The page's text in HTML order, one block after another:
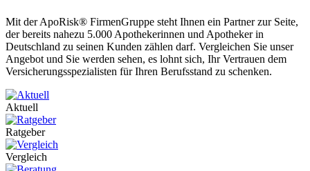
Mit der ApoRisk® FirmenGruppe steht Ihnen ein Partner zur Seite,
der bereits nahezu 5.000 Apothekerinnen und Apotheker in
Deutschland zu seinen Kunden zählen darf. Vergleichen Sie unser
Angebot und Sie werden sehen, es lohnt sich, Ihr Vertrauen dem
Versicherungsspezialisten für Ihren Berufsstand zu schenken.
Aktuell
Ratgeber
Vergleich